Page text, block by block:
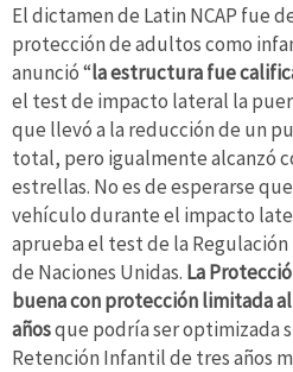
El dictamen de Latin NCAP fue
protección de adultos como
anunció “la estructura fue
el test de impacto lateral la
que llevó a la reducción de un
total, pero igualmente alcanzó
estrellas. No es de esperarse
vehículo durante el impacto
aprueba el test de la
de Naciones Unidas. La
buena con protección limitada
añosque podría ser optimizada
Retención Infantil de tres años